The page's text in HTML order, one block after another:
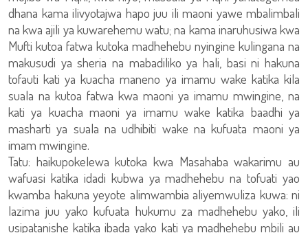
dhana kama ilivyotajwa hapo juu ili maoni yawe mbalimbali
na kwa ajili ya kuwarehemu watu; na kama inaruhusiwa kwa
Mufti kutoa fatwa kutoka madhehebu nyingine kulingana na
makusudi ya sheria na mabadiliko ya hali, basi ni hakuna
tofauti kati ya kuacha maneno ya imamu wake katika kila
suala na kutoa fatwa kwa maoni ya imamu mwingine, na
kati ya kuacha maoni ya imamu wake katika baadhi ya
masharti ya suala na udhibiti wake na kufuata maoni ya
imam mwingine.
Tatu: haikupokelewa kutoka kwa Masahaba wakarimu au
wafuasi katika idadi kubwa ya madhehebu na tofuati yao
kwamba hakuna yeyote alimwambia aliyemwuliza kuwa: ni
lazima juu yako kufuata hukumu za madhehebu yako, ili
usipatanishe katika ibada yako kati ya madhehebu mbili au